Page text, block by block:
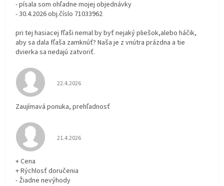
- písala som ohľadne mojej objednávky
- 30.4.2026 obj.číslo 71033962
pri tej hasiacej fľaši nemal by byť nejaký pliešok,alebo háčik,
aby sa dala fľaša zamknúť? Naša je z vnútra prázdna a tie
dvierka sa nedajú zatvoriť.
Hodnotenie obchodu je 5 z 5 hviezdičiek.
22.4.2026
Zaujímavá ponuka, prehľadnosť
Hodnotenie obchodu je 5 z 5 hviezdičiek.
21.4.2026
+ Cena
+ Rýchlosť doručenia
- Žiadne nevýhody